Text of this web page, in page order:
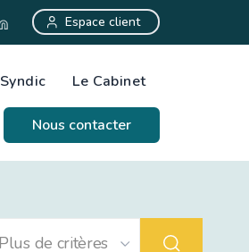
Nous contacter
Espace client
Syndic Le Cabinet